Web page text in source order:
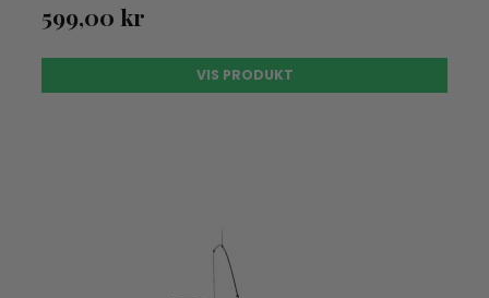
599,00 kr
VIS PRODUKT